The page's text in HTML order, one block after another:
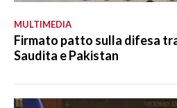
MULTIMEDIA
Firmato patto sulla difesa
Saudita e Pakistan